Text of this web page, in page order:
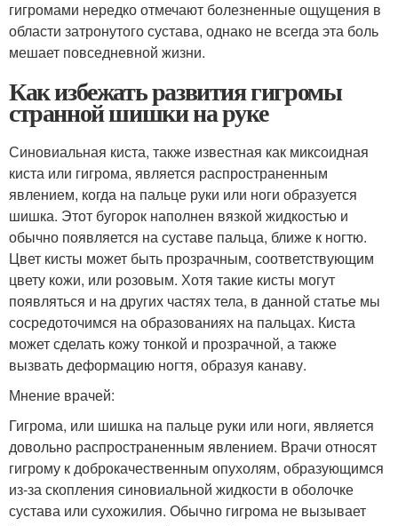
гигромами нередко отмечают болезненные ощущения в
области затронутого сустава, однако не всегда эта боль
мешает повседневной жизни.
Как избежать развития гигромы
странной шишки на руке
Синовиальная киста, также известная как миксоидная
киста или гигрома, является распространенным
явлением, когда на пальце руки или ноги образуется
шишка. Этот бугорок наполнен вязкой жидкостью и
обычно появляется на суставе пальца, ближе к ногтю.
Цвет кисты может быть прозрачным, соответствующим
цвету кожи, или розовым. Хотя такие кисты могут
появляться и на других частях тела, в данной статье мы
сосредоточимся на образованиях на пальцах. Киста
может сделать кожу тонкой и прозрачной, а также
вызвать деформацию ногтя, образуя канаву.
Мнение врачей:
Гигрома, или шишка на пальце руки или ноги, является
довольно распространенным явлением. Врачи относят
гигрому к доброкачественным опухолям, образующимся
из-за скопления синовиальной жидкости в оболочке
сустава или сухожилия. Обычно гигрома не вызывает